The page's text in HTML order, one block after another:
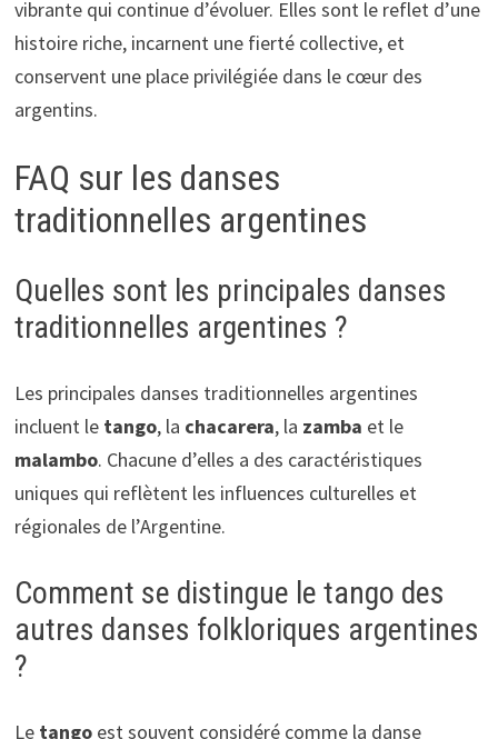
vibrante qui continue d’évoluer. Elles sont le reflet d’une
histoire riche, incarnent une fierté collective, et
conservent une place privilégiée dans le cœur des
argentins.
FAQ sur les danses
traditionnelles argentines
Quelles sont les principales danses
traditionnelles argentines ?
Les principales danses traditionnelles argentines
incluent le tango, la chacarera, la zamba et le
malambo. Chacune d’elles a des caractéristiques
uniques qui reflètent les influences culturelles et
régionales de l’Argentine.
Comment se distingue le tango des
autres danses folkloriques argentines
?
Le tangoest souvent considéré comme la danse